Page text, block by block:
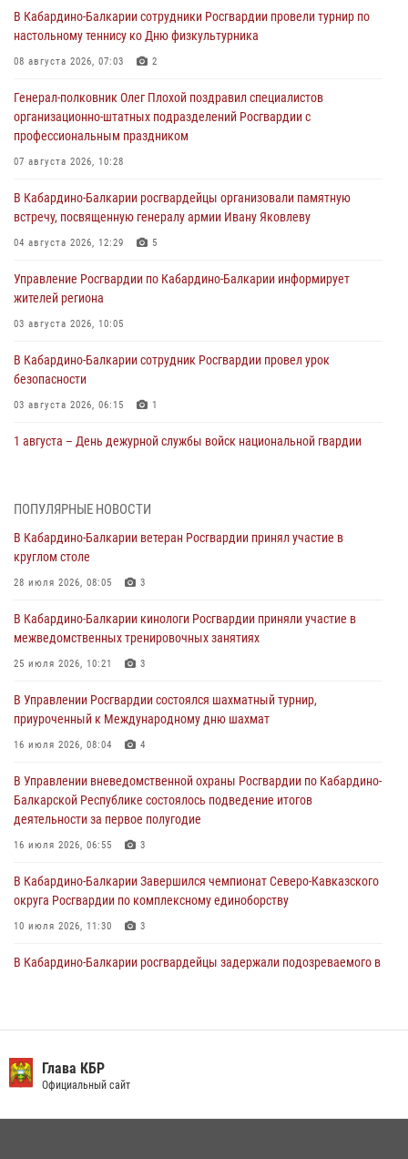
В Кабардино-Балкарии сотрудники Росгвардии провели турнир по
настольному теннису ко Дню физкультурника
08 августа 2026, 07:03 2
Генерал-полковник Олег Плохой поздравил специалистов
организационно-штатных подразделений Росгвардии с
профессиональным праздником
07 августа 2026, 10:28
В Кабардино-Балкарии росгвардейцы организовали памятную
встречу, посвященную генералу армии Ивану Яковлеву
04 августа 2026, 12:29 5
Управление Росгвардии по Кабардино-Балкарии информирует
жителей региона
03 августа 2026, 10:05
В Кабардино‑Балкарии сотрудник Росгвардии провел урок
безопасности
03 августа 2026, 06:15 1
1 августа – День дежурной службы войск национальной гвардии
мировой войне 1914-1918 годов
01 августа 2026, 07:30
поздравил специалистов подразделений тыла с профессиональным
праздником
01 августа 2026, 00:10
Росгвардия обеспечивает безопасность граждан на южном
направлении
31 июля 2026, 09:22
Состоялась рабочая встреча директора Росгвардии Героя России
генерала армии Виктора Золотова с заместителем полномочного
представителя Президента Российской Федерации в Северо-
Кавказском федеральном округе Виталием Кузнецовым
ПОПУЛЯРНЫЕ НОВОСТИ
В Кабардино-Балкарии ветеран Росгвардии принял участие в
круглом столе
28 июля 2026, 08:05 3
В Кабардино-Балкарии кинологи Росгвардии приняли участие в
межведомственных тренировочных занятиях
25 июля 2026, 10:21 3
В Управлении Росгвардии состоялся шахматный турнир,
приуроченный к Международному дню шахмат
16 июля 2026, 08:04 4
В Управлении вневедомственной охраны Росгвардии по Кабардино-
Балкарской Республике состоялось подведение итогов
деятельности за первое полугодие
16 июля 2026, 06:55 3
В Кабардино-Балкарии Завершился чемпионат Северо-Кавказского
округа Росгвардии по комплексному единоборству
10 июля 2026, 11:30 3
В Кабардино-Балкарии росгвардейцы задержали подозреваемого в
округе Росгвардии
09 июля 2026, 08:36
Глава КБР
Официальный сайт